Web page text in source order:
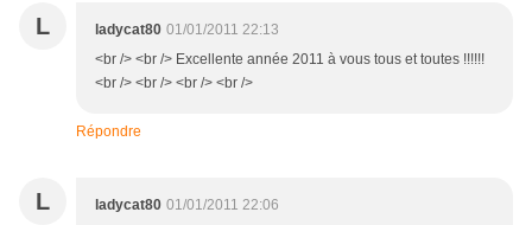
L ladycat80 01/01/2011 22:13
<br /> <br /> Excellente année 2011 à vous tous et toutes !!!!!!
<br /> <br /> <br /> <br />
Répondre
L ladycat80 01/01/2011 22:06